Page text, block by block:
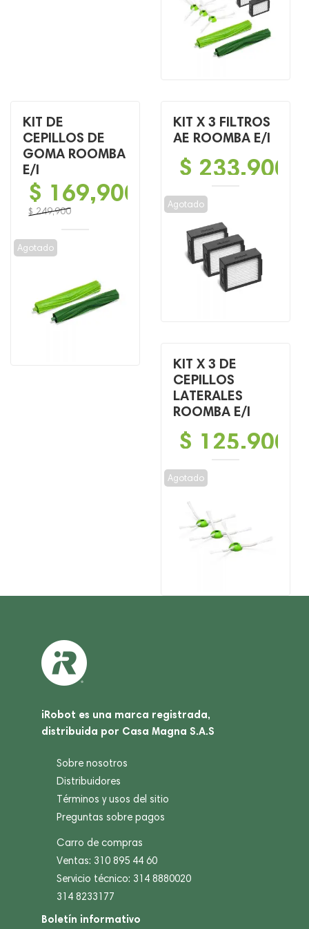
KIT DE
CEPILLOS DE
GOMA ROOMBA
E/I
$249,900
precio
original
$ 249,900.
$ 169,900
precio
actual
$ 169,900.
Agotado
KIT X 3 FILTROS
AE ROOMBA E/I
$ 233,900
Agotado
KIT X 3 DE
CEPILLOS
LATERALES
ROOMBA E/I
$ 125,900
Agotado
iRobot es una marca registrada,
distribuida por Casa Magna S.A.S
Sobre nosotros
Distribuidores
Términos y usos del sitio
Preguntas sobre pagos
Carro de compras
Ventas: 310 895 44 60
Servicio técnico: 314 8880020
314 8233177
Boletín informativo